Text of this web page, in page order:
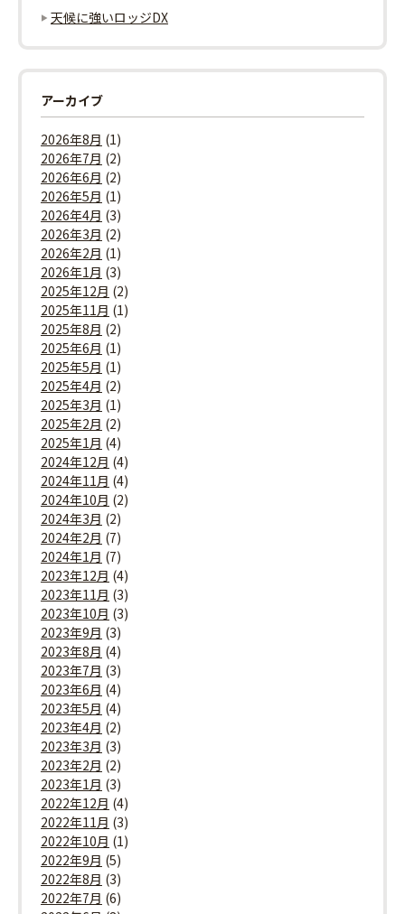
天候に強いロッジDX
アーカイブ
2026年8月 (1)
2026年7月 (2)
2026年6月 (2)
2026年5月 (1)
2026年4月 (3)
2026年3月 (2)
2026年2月 (1)
2026年1月 (3)
2025年12月 (2)
2025年11月 (1)
2025年8月 (2)
2025年6月 (1)
2025年5月 (1)
2025年4月 (2)
2025年3月 (1)
2025年2月 (2)
2025年1月 (4)
2024年12月 (4)
2024年11月 (4)
2024年10月 (2)
2024年3月 (2)
2024年2月 (7)
2024年1月 (7)
2023年12月 (4)
2023年11月 (3)
2023年10月 (3)
2023年9月 (3)
2023年8月 (4)
2023年7月 (3)
2023年6月 (4)
2023年5月 (4)
2023年4月 (2)
2023年3月 (3)
2023年2月 (2)
2023年1月 (3)
2022年12月 (4)
2022年11月 (3)
2022年10月 (1)
2022年9月 (5)
2022年8月 (3)
2022年7月 (6)